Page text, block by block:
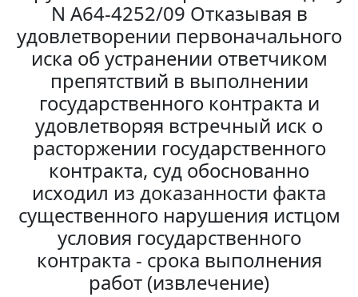
N А64-4252/09 Отказывая в
удовлетворении первоначального
иска об устранении ответчиком
препятствий в выполнении
государственного контракта и
удовлетворяя встречный иск о
расторжении государственного
контракта, суд обоснованно
исходил из доказанности факта
существенного нарушения истцом
условия государственного
контракта - срока выполнения
работ (извлечение)